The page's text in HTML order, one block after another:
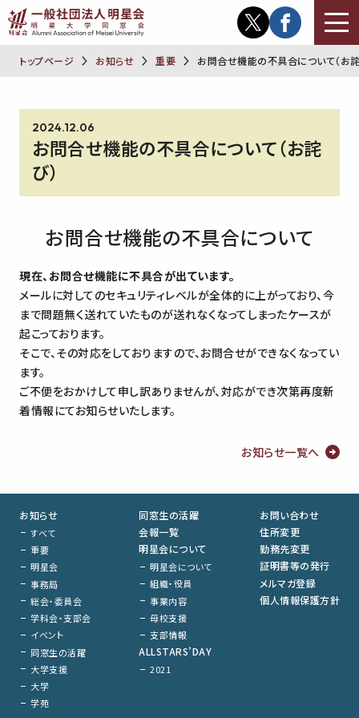
トップページ お知らせ 重要 お問合せ機能の不具合について（お
2024.12.06
お問合せ機能の不具合について（お詫
び）
お問合せ機能の不具合について
現在、お問合せ機能に不具合が出ています。
メールに対してのセキュリティレベルが全体的に上がっており、今
まで問題無く送れていたものが送れなくなってしまったケースが
起こっております。
そこで、その対応をしておりますので、お問合せができなくなってい
ます。
ご不便をおかけして申し訳ありませんが、対応ができ次第再度新
着情報にてお知らせいたします。
お知らせ一覧へ
お知らせ
すべて
重要
明星会
事務局
総会・委員会
学科会・支部会
イベント
同窓生の活躍
大学支援
大学
学苑
同窓生の活躍
会報一覧
明星会について
明星会について
組織・役員
事業内容
母校支援
支部情報
ALLSTARS’DAY
2021
お問い合わせ
住所変更
勤務先変更
証明書等の発行
メルマガ登録
個人情報保護方針